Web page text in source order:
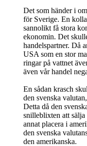
Det som händer i
för Sverige. En
sannolikt få stora
ekonomin. Det
handelspartner. Då
USA som en stor
ringar på vattnet
även vår handel
En sådan krasch
den svenska
Detta då den
snilleblixten att
annat placera i
den svenska
den amerikanska.